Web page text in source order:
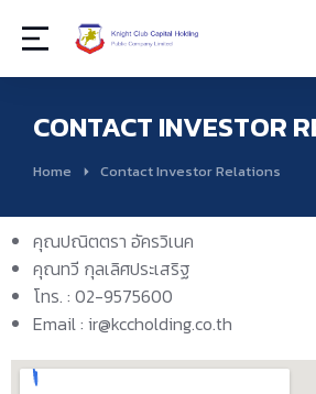
CONTACT INVESTOR
You are here:
Home Contact Investor Relations
คุณปณิตตรา อัครวิเนค
คุณทวี กุลเลิศประเสริฐ
โทร. : 02-9575600
Email : ir@kccholding.co.th